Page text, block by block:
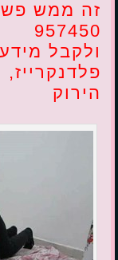
957450
ולקבל
הירוק